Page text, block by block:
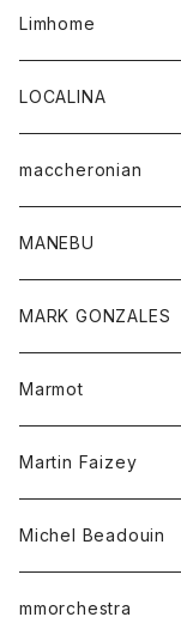
タンクトップ
Tシャツ
ベスト
ポロシャツ
ロングスリーブTシャツ
セーター
チュニック
シャツ
ワンピース
Tシャツ
スカート
パンツ
レディース
アウター
カットソー
トップス
シャツ
カーディガン
Limhome
LOCALINA
ロングスリーブテーシ
maccheronian
靴
MANEBU
靴
MARK GONZALES
トップス
Tシャツ
Marmot
Martin Faizey
ベルト
Michel Beadouin
トップス
mmorchestra